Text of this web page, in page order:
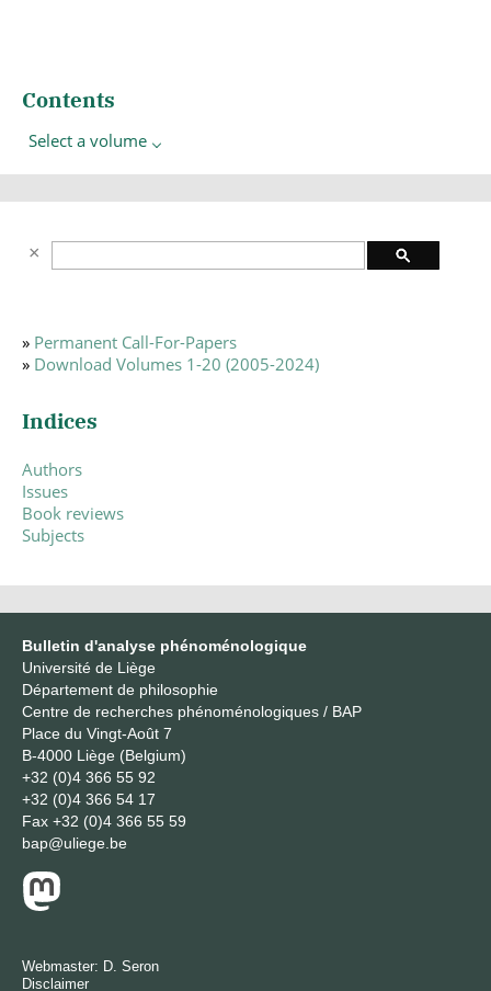
Contents
Select a volume
» Permanent Call-For-Papers
» Download Volumes 1-20 (2005-2024)
Indices
Authors
Issues
Book reviews
Subjects
Bulletin d'analyse phénoménologique
Université de Liège
Département de philosophie
Centre de recherches phénoménologiques / BAP
Place du Vingt-Août 7
B-4000 Liège (Belgium)
+32 (0)4 366 55 92
+32 (0)4 366 54 17
Fax +32 (0)4 366 55 59
bap@uliege.be
Webmaster: D. Seron
Disclaimer